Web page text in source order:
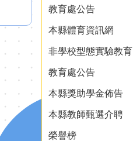
教育處公告
本縣體育資訊網
非學校型態實驗教育
教育處公告
本縣獎助學金佈告
本縣教師甄選介聘
榮譽榜